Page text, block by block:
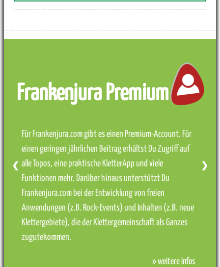
Frankenjura Premium
Für Frankenjura.com gibt es einen Premium-Account. Für
einen geringen jährlichen Beitrag erhältst Du Zugriff auf
alle Topos, eine praktische KletterApp und viele
Funktionen mehr. Darüber hinaus unterstützt Du
Frankenjura.com bei der Entwicklung von freien
Anwendungen (z.B. Rock-Events) und Inhalten (z.B. neue
Klettergebiete), die der Klettergemeinschaft als Ganzes
zugutekommen.
» weitere Infos
❮ ❯